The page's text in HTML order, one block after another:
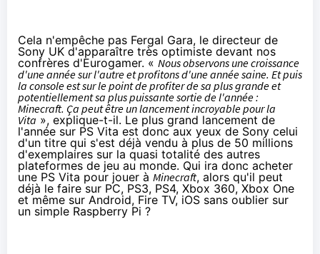
Cela n'empêche pas Fergal Gara, le directeur de
Sony UK d'apparaître très optimiste devant nos
confrères d'Eurogamer. « Nous observons une croissance
d'une année sur l'autre et profitons d'une année saine. Et puis
la console est sur le point de profiter de sa plus grande et
potentiellement sa plus puissante sortie de l'année :
Minecraft. Ça peut être un lancement incroyable pour la
Vita », explique-t-il. Le plus grand lancement de
l'année sur PS Vita est donc aux yeux de Sony celui
d'un titre qui s'est déjà vendu à plus de 50 millions
d'exemplaires sur la quasi totalité des autres
plateformes de jeu au monde. Qui ira donc acheter
une PS Vita pour jouer à Minecraft, alors qu'il peut
déjà le faire sur PC, PS3, PS4, Xbox 360,Xbox One
et même sur Android, Fire TV, iOS sans oublier sur
un simple Raspberry Pi ?